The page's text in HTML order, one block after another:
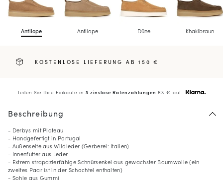
Antilope Antilope Düne Khakibraun
KOSTENLOSE LIEFERUNG AB 150 €
Teilen Sie Ihre Einkäufe in 3 zinslose Ratenzahlungen 63 € auf.
Beschreibung
- Derbys mit Plateau
- Handgefertigt in Portugal
- Außenseite aus Wildleder (Gerberei: Italien)
- Innenfutter aus Leder
- Extrem strapazierfähige Schnürsenkel aus gewachster Baumwolle (ein
zweites Paar ist in der Schachtel enthalten)
- Sohle aus Gummi